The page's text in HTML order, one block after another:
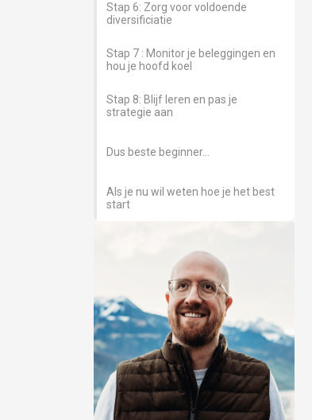
Stap 6: Zorg voor voldoende
diversificiatie
Stap 7 : Monitor je beleggingen en
hou je hoofd koel
Stap 8: Blijf leren en pas je
strategie aan
Dus beste beginner...
Als je nu wil weten hoe je het best
start